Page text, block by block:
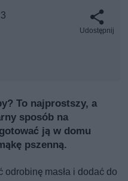
Udostępnij
To najprostszy, a
sposób na
ją w domu
pszenną.
masła i dodać do